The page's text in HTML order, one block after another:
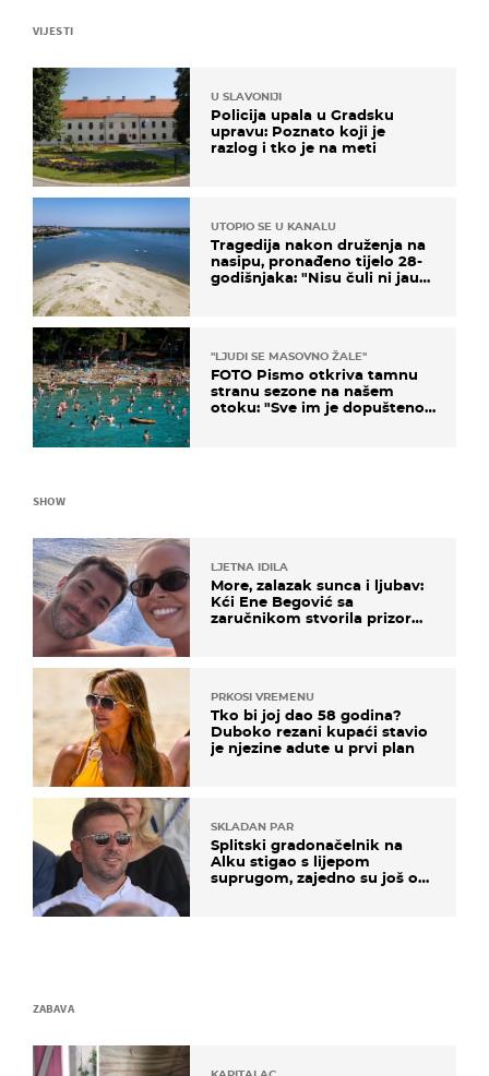
VIJESTI
U SLAVONIJI
Policija upala u Gradsku
upravu: Poznato koji je
razlog i tko je na meti
UTOPIO SE U KANALU
Tragedija nakon druženja na
nasipu, pronađeno tijelo 28-
godišnjaka: "Nisu čuli ni jauk
"LJUDI SE MASOVNO ŽALE"
FOTO Pismo otkriva tamnu
stranu sezone na našem
otoku: "Sve im je dopušteno!
SHOW
LJETNA IDILA
More, zalazak sunca i ljubav:
Kći Ene Begović sa
zaručnikom stvorila prizor
PRKOSI VREMENU
Tko bi joj dao 58 godina?
Duboko rezani kupaći stavio
je njezine adute u prvi plan
SKLADAN PAR
Splitski gradonačelnik na
Alku stigao s lijepom
suprugom, zajedno su još od
ZABAVA